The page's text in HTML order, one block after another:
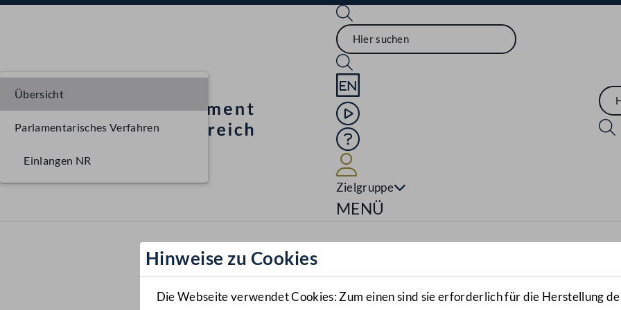
Sprache English
Mediathek
Hilfe
Zielgruppe
Navigationsmenü öffnen
MENÜ
Hinweise zu Cookies
Die Webseite verwendet Cookies: Zum einen sind sie erforderlich für die Herstellung
Übersicht
Parlamentarisches Verfahren
Einlangen NR